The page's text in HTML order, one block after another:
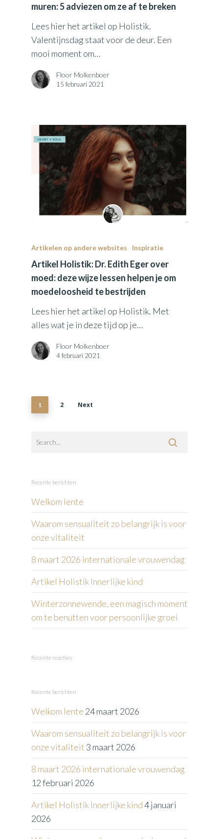
muren: 5 adviezen om ze af te breken
Lees hier het artikel op Holistik.
Valentijnsdag staat voor de deur. Een
mooi moment om…
Floor Molkenboer
15 februari 2021
Artikelen op andere websites Inspiratie
Artikel Holistik: Dr. Edith Eger over
moed: deze wijze lessen helpen je om
moedeloosheid te bestrijden
Lees hier het artikel op Holistik. Met
alles wat je in deze tijd op je…
Floor Molkenboer
4 februari 2021
1 2 Next
Recente berichten
Welkom lente
Waarom sensualiteit zo belangrijk is voor
onze vitaliteit
8 maart 2026 internationale vrouwendag
Artikel Holistik Innerlijke kind
Winterzonnewende, een magisch moment
om te benutten voor persoonlijke groei
Recente reacties
Recente berichten
Welkom lente 24 maart 2026
Waarom sensualiteit zo belangrijk is voor
onze vitaliteit 3 maart 2026
8 maart 2026 internationale vrouwendag
12 februari 2026
Artikel Holistik Innerlijke kind4 januari
2026